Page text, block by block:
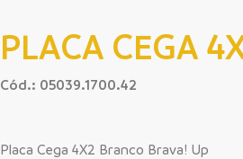
PLACA CEGA
Cód.: 05039.1700.42
Placa Cega 4X2 Branco Brava! Up